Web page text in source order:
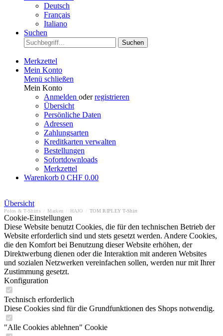
Deutsch
Français
Italiano
Suchen
Suchen
Merkzettel
Mein Konto
Menü schließen
Mein Konto
Anmelden oderregistrieren
Übersicht
Persönliche Daten
Adressen
Zahlungsarten
Kreditkarten verwalten
Bestellungen
Sofortdownloads
Merkzettel
Warenkorb 0 CHF 0.00
Übersicht
Polos & T-Shirts Marken HAJO TOM RIPLEY T-Shirt
Cookie-Einstellungen
Diese Website benutzt Cookies, die für den technischen Betrieb der
Website erforderlich sind und stets gesetzt werden. Andere Cookies,
die den Komfort bei Benutzung dieser Website erhöhen, der
Direktwerbung dienen oder die Interaktion mit anderen Websites
und sozialen Netzwerken vereinfachen sollen, werden nur mit Ihrer
Zustimmung gesetzt.
Konfiguration
Technisch erforderlich
Diese Cookies sind für die Grundfunktionen des Shops notwendig.
"Alle Cookies ablehnen" Cookie